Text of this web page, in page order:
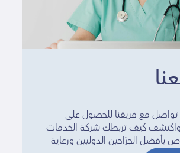
مع فريقنا للحصول على
كيف تربطك شركة الخدمات
الجرّاحين الدوليين ورعاية